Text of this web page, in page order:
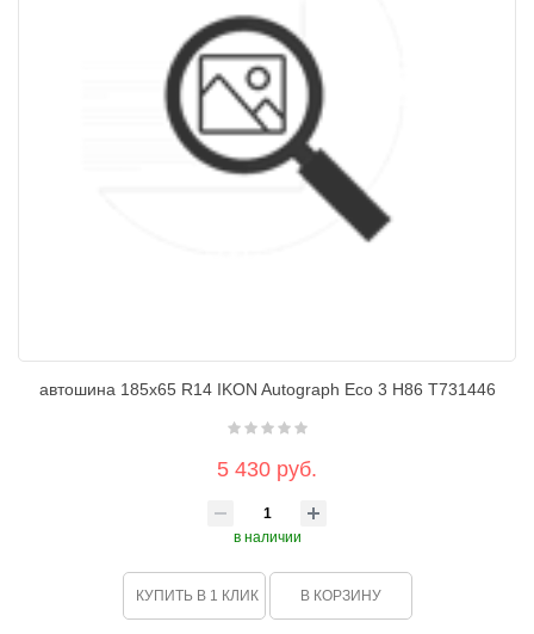
автошина 185х65 R14 IKON Autograph Eco 3 Н86 T731446
5 430 руб.
в наличии
КУПИТЬ В 1 КЛИК В КОРЗИНУ